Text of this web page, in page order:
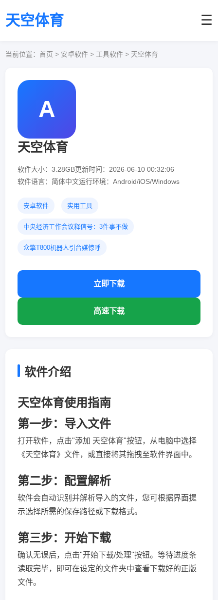
天空体育 ☰
当前位置：首页 > 安卓软件 > 工具软件 > 天空体育
A
天空体育
软件大小：3.28GB更新时间：2026-06-10 00:32:06
软件语言：简体中文运行环境：Android/iOS/Windows
安卓软件 实用工具
中央经济工作会议释信号：3件事不做
众擎T800机器人引台媒惊呼
立即下载
高速下载
软件介绍
天空体育使用指南
第一步：导入文件
打开软件，点击"添加 天空体育"按钮，从电脑中选择
《天空体育》文件，或直接将其拖拽至软件界面中。
第二步：配置解析
软件会自动识别并解析导入的文件，您可根据界面提
示选择所需的保存路径或下载格式。
第三步：开始下载
确认无误后，点击"开始下载/处理"按钮。等待进度条
读取完毕，即可在设定的文件夹中查看下载好的正版
文件。